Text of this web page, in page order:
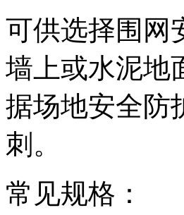
可供选择围网
墙上或水泥地
据场地安全防
刺。
常见规格：